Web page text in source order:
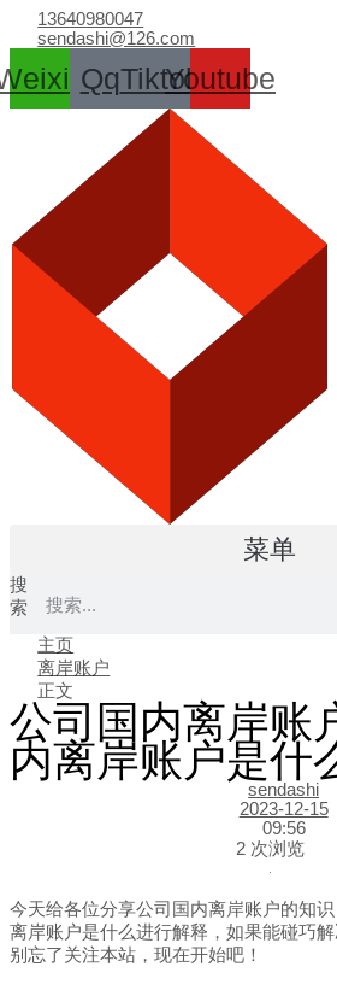
容
13640980047
sendashi@126.com
QqTiktokYoutube
菜单
搜
索
主页
离岸账户
正文
公司国内离岸账
内离岸账户是什
sendashi
2023-12-15
09:56
2 次浏览
今天给各位分享公司国内离岸账户的知
离岸账户是什么进行解释，如果能碰巧
别忘了关注本站，现在开始吧！